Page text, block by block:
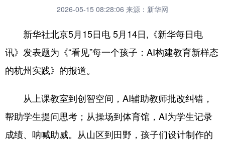
2026-05-15 08:28:06 来源：新华网
新华社北京5月15日电 5月14日,《新华每日电
讯》发表题为《“看见”每一个孩子：AI构建教育新样态
的杭州实践》的报道。
从上课教室到创智空间，AI辅助教师批改纠错，
帮助学生提问思考；从操场到体育馆，AI为学生记录
成绩、呐喊助威。从山区到田野，孩子们设计制作的